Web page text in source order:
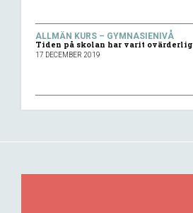
ALLMÄN KURS – GYMNASIENIVÅ
Tiden på skolan har varit ovärderlig
17 DECEMBER 2019